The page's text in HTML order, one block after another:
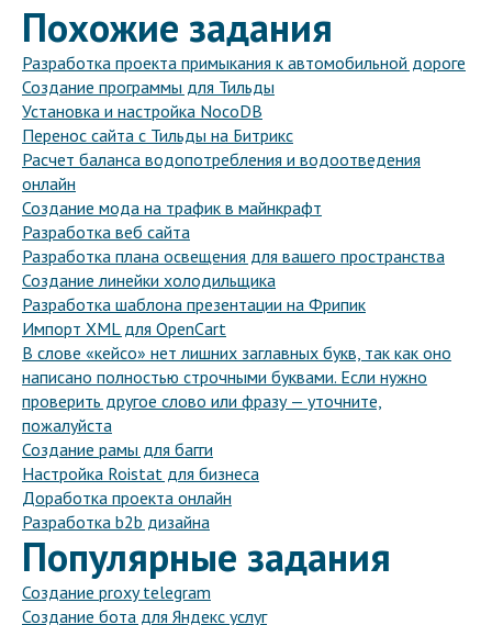
Похожие задания
Разработка проекта примыкания к автомобильной дороге
Создание программы для Тильды
Установка и настройка NocoDB
Перенос сайта с Тильды на Битрикс
Расчет баланса водопотребления и водоотведения
онлайн
Создание мода на трафик в майнкрафт
Разработка веб сайта
Разработка плана освещения для вашего пространства
Создание линейки холодильщика
Разработка шаблона презентации на Фрипик
Импорт XML для OpenCart
В слове «кейсо» нет лишних заглавных букв, так как оно
написано полностью строчными буквами. Если нужно
проверить другое слово или фразу — уточните,
пожалуйста
Создание рамы для багги
Настройка Roistat для бизнеса
Доработка проекта онлайн
Разработка b2b дизайна
Популярные задания
Создание proxy telegram
Создание бота для Яндекс услуг